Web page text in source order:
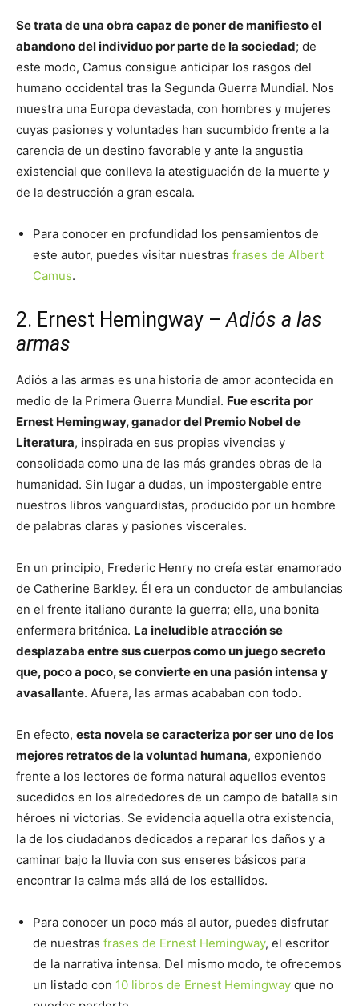
Se trata de una obra capaz de poner de manifiesto el
abandono del individuo por parte de la sociedad; de
este modo, Camus consigue anticipar los rasgos del
humano occidental tras la Segunda Guerra Mundial. Nos
muestra una Europa devastada, con hombres y mujeres
cuyas pasiones y voluntades han sucumbido frente a la
carencia de un destino favorable y ante la angustia
existencial que conlleva la atestiguación de la muerte y
de la destrucción a gran escala.
Para conocer en profundidad los pensamientos de
este autor, puedes visitar nuestras frases de Albert
Camus.
2. Ernest Hemingway –Adiós a las
armas
Adiós a las armas es una historia de amor acontecida en
medio de la Primera Guerra Mundial. Fue escrita por
Ernest Hemingway, ganador del Premio Nobel de
Literatura, inspirada en sus propias vivencias y
consolidada como una de las más grandes obras de la
humanidad. Sin lugar a dudas, un impostergable entre
nuestros libros vanguardistas, producido por un hombre
de palabras claras y pasiones viscerales.
En un principio, Frederic Henry no creía estar enamorado
de Catherine Barkley. Él era un conductor de ambulancias
en el frente italiano durante la guerra; ella, una bonita
enfermera británica. La ineludible atracción se
desplazaba entre sus cuerpos como un juego secreto
que, poco a poco, se convierte en una pasión intensa y
avasallante. Afuera, las armas acababan con todo.
En efecto, esta novela se caracteriza por ser uno de los
mejores retratos de la voluntad humana, exponiendo
frente a los lectores de forma natural aquellos eventos
sucedidos en los alrededores de un campo de batalla sin
héroes ni victorias. Se evidencia aquella otra existencia,
la de los ciudadanos dedicados a reparar los daños y a
caminar bajo la lluvia con sus enseres básicos para
encontrar la calma más allá de los estallidos.
Para conocer un poco más al autor, puedes disfrutar
de nuestras frases de Ernest Hemingway, el escritor
de la narrativa intensa. Del mismo modo, te ofrecemos
un listado con 10 libros de Ernest Hemingway que no